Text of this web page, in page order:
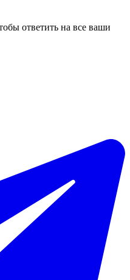
ответить на все ваши